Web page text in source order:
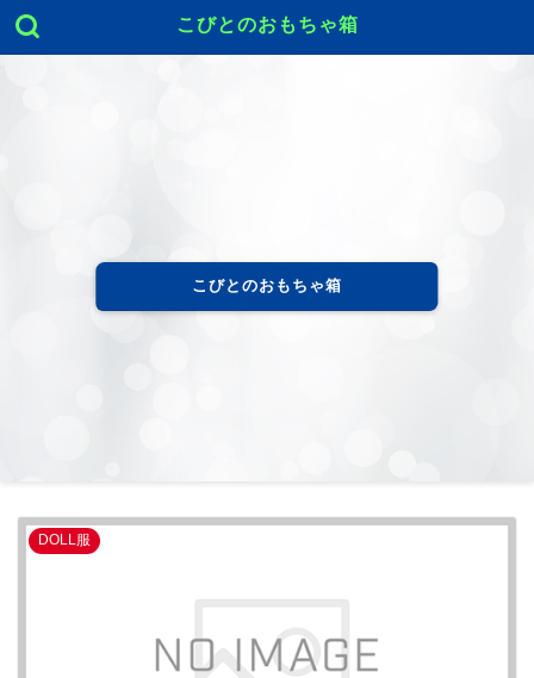
こびとのおもちゃ箱
こびとのおもちゃ箱
DOLL服